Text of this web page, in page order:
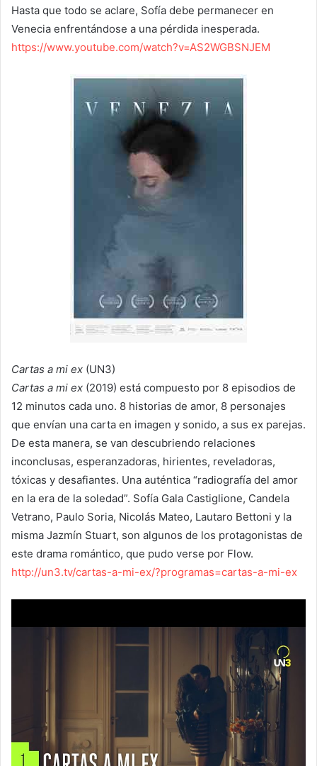
Hasta que todo se aclare, Sofía debe permanecer en
Venecia enfrentándose a una pérdida inesperada.
https://www.youtube.com/watch?v=AS2WGBSNJEM
Cartas a mi ex (UN3)
Cartas a mi ex (2019) está compuesto por 8 episodios de
12 minutos cada uno. 8 historias de amor, 8 personajes
que envían una carta en imagen y sonido, a sus ex parejas.
De esta manera, se van descubriendo relaciones
inconclusas, esperanzadoras, hirientes, reveladoras,
tóxicas y desafiantes. Una auténtica “radiografía del amor
en la era de la soledad”. Sofía Gala Castiglione, Candela
Vetrano, Paulo Soria, Nicolás Mateo, Lautaro Bettoni y la
misma Jazmín Stuart, son algunos de los protagonistas de
este drama romántico, que pudo verse por Flow.
http://un3.tv/cartas-a-mi-ex/?programas=cartas-a-mi-ex